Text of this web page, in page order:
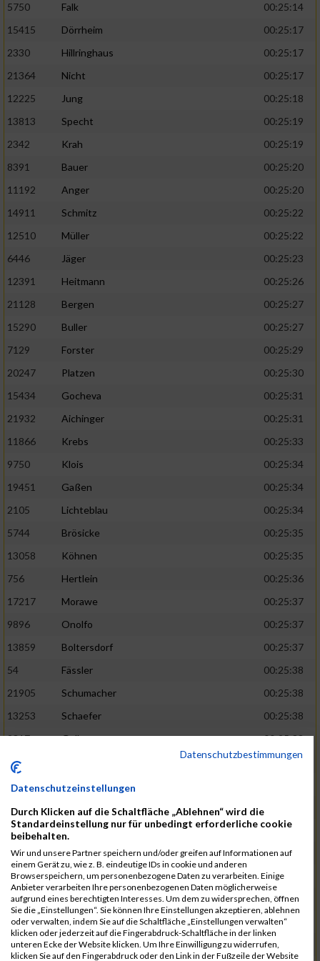
5750
Falk
00:25:14
15415
Dörrheim
00:25:17
2330
Hillringhaus
00:25:17
21364
Nicht
00:25:17
12225
Jung
00:25:18
13813
Specht
00:25:19
2342
Krah
00:25:19
8391
Bauer
00:25:20
11192
Anger
00:25:20
14911
Schmitz
00:25:22
12510
Müller
00:25:22
6446
Jäger
00:25:23
12391
Heitmann
00:25:26
21128
Bergen
00:25:27
15290
Buller
00:25:27
7129
Forster
00:25:29
20247
Platzen
00:25:30
15434
Gocheva
00:25:31
21932
Aichinger
00:25:31
11866
Krebs
00:25:33
9750
Klois
00:25:34
19451
Gaßen
00:25:34
2105
Lichteblau
00:25:34
5744
Brösicke
00:25:35
13058
Köhnen
00:25:35
756
Hertlein
00:25:36
17217
Morawe
00:25:37
9896
Onolfo
00:25:37
13859
Boltersdorf
00:25:37
54
Fässler
00:25:38
21905
Schumacher
00:25:38
13253
Schaefer
00:25:38
2317
Golbar
00:25:38
5561
00:25:38
12006
Laudien
9273
Nicotra
7717
Lades
00:25:38
15581
Adamczak
00:25:38
3162
Heilig
00:25:39
3107
Schork
00:25:40
5888
Regneri
00:25:41
8971
Bien 00:25:42
Datenschutzbestimmungen
Datenschutzeinstellungen
Durch Klicken auf die Schaltfläche „Ablehnen“ wird die
Standardeinstellung nur für unbedingt erforderliche cookie
beibehalten.
Wir und unsere Partner speichern und/oder greifen auf Informationen auf
einem Gerät zu, wie z. B. eindeutige IDs in cookie und anderen
Browserspeichern, um personenbezogene Daten zu verarbeiten. Einige
Anbieter verarbeiten Ihre personenbezogenen Daten möglicherweise
aufgrund eines berechtigten Interesses. Um dem zu widersprechen, öffnen
Sie die „Einstellungen“. Sie können Ihre Einstellungen akzeptieren, ablehnen
oder verwalten, indem Sie auf die Schaltfläche „Einstellungen verwalten“
klicken oder jederzeit auf die Fingerabdruck-Schaltfläche in der linken
unteren Ecke der Website klicken. Um Ihre Einwilligung zu widerrufen,
klicken Sie auf den Fingerabdruck oder den Link in der Fußzeile der Website